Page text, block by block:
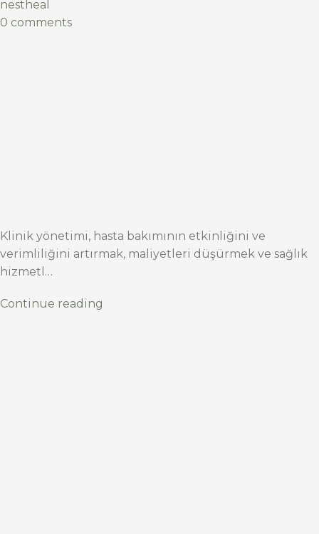
nestheal
0 comments
Klinik yönetimi, hasta bakımının etkinliğini ve
verimliliğini artırmak, maliyetleri düşürmek ve sağlık
hizmetl…
Continue reading